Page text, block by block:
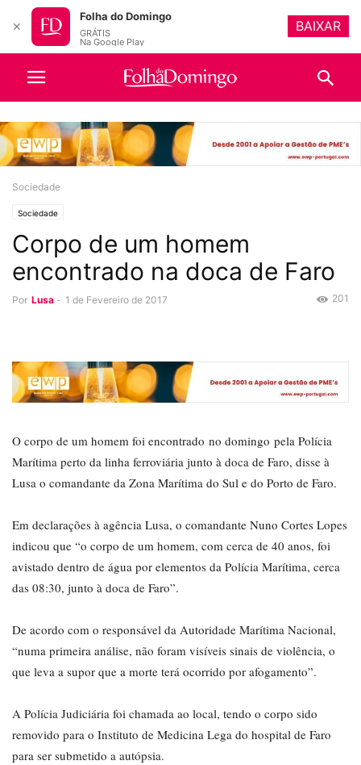
Sociedade
Sociedade
Corpo de um homem
encontrado na doca de Faro
Por Lusa - 1 de Fevereiro de 2017 201
O corpo de um homem foi encontrado no domingo pela Polícia
Marítima perto da linha ferroviária junto à doca de Faro, disse à
Lusa o comandante da Zona Marítima do Sul e do Porto de Faro.
Em declarações à agência Lusa, o comandante Nuno Cortes Lopes
indicou que “o corpo de um homem, com cerca de 40 anos, foi
avistado dentro de água por elementos da Polícia Marítima, cerca
das 08:30, junto à doca de Faro”.
De acordo com o responsável da Autoridade Marítima Nacional,
“numa primeira análise, não foram visíveis sinais de violência, o
que leva a supor que a morte terá ocorrido por afogamento”.
A Polícia Judiciária foi chamada ao local, tendo o corpo sido
removido para o Instituto de Medicina Lega do hospital de Faro
para ser submetido a autópsia.
✕
Folha do Domingo
GRÁTIS
Na Google Play
BAIXAR